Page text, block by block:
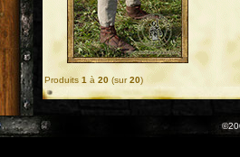
Produits 1 à 20 (sur20)